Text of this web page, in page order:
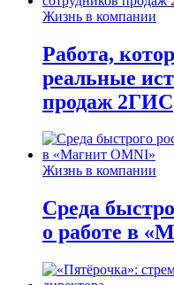
Жизнь в компании
Работа,
реальные
продаж 2ГИС
Жизнь в компании
Среда
о работе в